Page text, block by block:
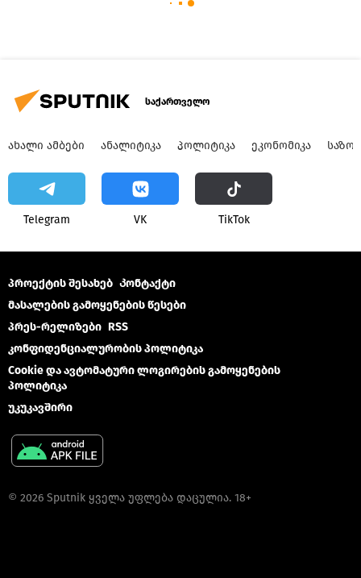
საქართველო
ᲐᲮᲐᲚᲘ ᲐᲛᲑᲔᲑᲘ ᲐᲜᲐᲚᲘᲢᲘᲙᲐ ᲞᲝᲚᲘᲢᲘᲙᲐ ᲔᲙᲝᲜᲝᲛᲘᲙᲐ
Telegram VK ТikТоk
პროექტის შესახებ Კონტაქტი
მასალების გამოყენების წესები
პრეს-რელიზები RSS
კონფიდენციალურობის პოლიტიკა
Cookie და ავტომატური ლოგირების გამოყენების
პოლიტიკა
უკუკავშირი
© 2026 Sputnik ყველა უფლება დაცულია. 18+